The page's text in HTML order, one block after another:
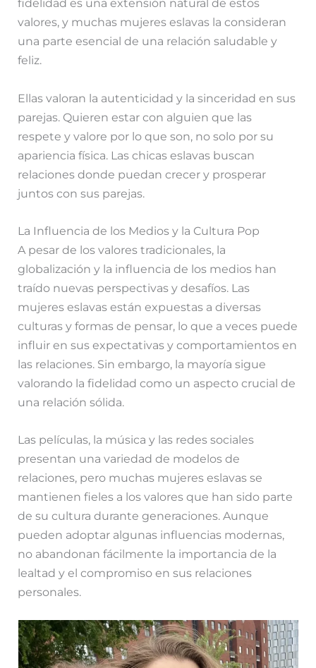
fidelidad es una extensión natural de estos
valores, y muchas mujeres eslavas la consideran
una parte esencial de una relación saludable y
feliz.
Ellas valoran la autenticidad y la sinceridad en sus
parejas. Quieren estar con alguien que las
respete y valore por lo que son, no solo por su
apariencia física. Las chicas eslavas buscan
relaciones donde puedan crecer y prosperar
juntos con sus parejas.
La Influencia de los Medios y la Cultura Pop
A pesar de los valores tradicionales, la
globalización y la influencia de los medios han
traído nuevas perspectivas y desafíos. Las
mujeres eslavas están expuestas a diversas
culturas y formas de pensar, lo que a veces puede
influir en sus expectativas y comportamientos en
las relaciones. Sin embargo, la mayoría sigue
valorando la fidelidad como un aspecto crucial de
una relación sólida.
Las películas, la música y las redes sociales
presentan una variedad de modelos de
relaciones, pero muchas mujeres eslavas se
mantienen fieles a los valores que han sido parte
de su cultura durante generaciones. Aunque
pueden adoptar algunas influencias modernas,
no abandonan fácilmente la importancia de la
lealtad y el compromiso en sus relaciones
personales.